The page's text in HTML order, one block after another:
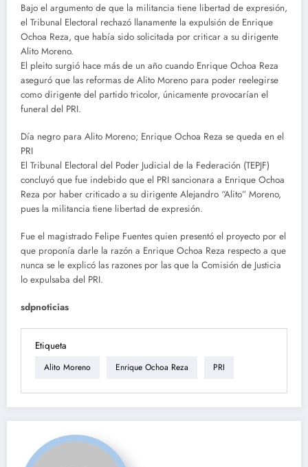
Bajo el argumento de que la militancia tiene libertad de expresión,
el Tribunal Electoral rechazó llanamente la expulsión de Enrique
Ochoa Reza, que había sido solicitada por criticar a su dirigente
Alito Moreno.
El pleito surgió hace más de un año cuando Enrique Ochoa Reza
aseguró que las reformas de Alito Moreno para poder reelegirse
como dirigente del partido tricolor, únicamente provocarían el
funeral del PRI.
Día negro para Alito Moreno; Enrique Ochoa Reza se queda en el
PRI
El Tribunal Electoral del Poder Judicial de la Federación (TEPJF)
concluyó que fue indebido que el PRI sancionara a Enrique Ochoa
Reza por haber criticado a su dirigente Alejandro “Alito” Moreno,
pues la militancia tiene libertad de expresión.
Fue el magistrado Felipe Fuentes quien presentó el proyecto por el
que proponía darle la razón a Enrique Ochoa Reza respecto a que
nunca se le explicó las razones por las que la Comisión de Justicia
lo expulsaba del PRI.
sdpnoticias
Etiqueta
Alito Moreno Enrique Ochoa Reza PRI